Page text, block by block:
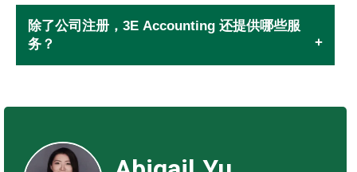
除了公司注册，3E Accounting 还提供哪些服
务？